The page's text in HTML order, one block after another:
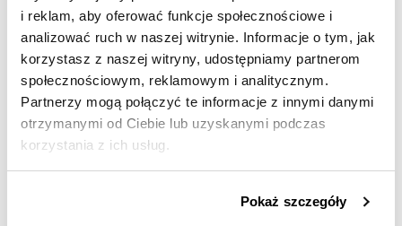
i reklam, aby oferować funkcje społecznościowe i
analizować ruch w naszej witrynie. Informacje o tym, jak
korzystasz z naszej witryny, udostępniamy partnerom
społecznościowym, reklamowym i analitycznym.
Partnerzy mogą połączyć te informacje z innymi danymi
otrzymanymi od Ciebie lub uzyskanymi podczas
korzystania z ich usług.
przez nas plików cookie znajdziesz wPolityce
Pokaż szczegóły
Wolf Rotomat Axis Single Winder Copper